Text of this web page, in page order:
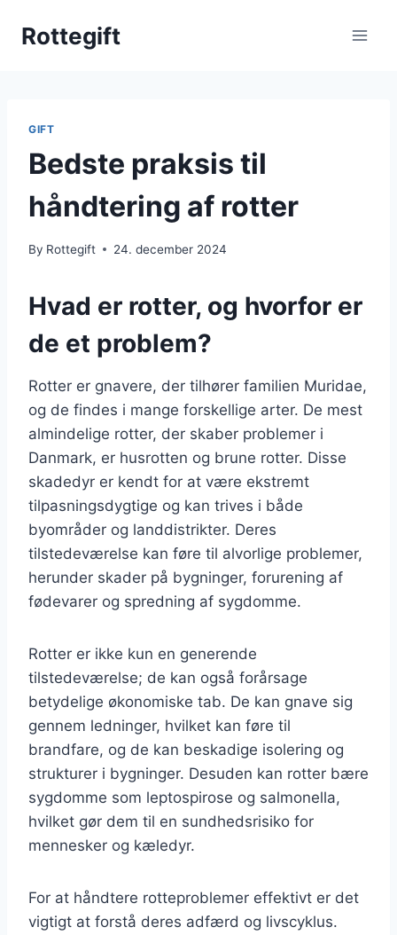
Rottegift
GIFT
Bedste praksis til
håndtering af rotter
By Rottegift 24. december 2024
Hvad er rotter, og hvorfor er
de et problem?
Rotter er gnavere, der tilhører familien Muridae,
og de findes i mange forskellige arter. De mest
almindelige rotter, der skaber problemer i
Danmark, er husrotten og brune rotter. Disse
skadedyr er kendt for at være ekstremt
tilpasningsdygtige og kan trives i både
byområder og landdistrikter. Deres
tilstedeværelse kan føre til alvorlige problemer,
herunder skader på bygninger, forurening af
fødevarer og spredning af sygdomme.
Rotter er ikke kun en generende
tilstedeværelse; de kan også forårsage
betydelige økonomiske tab. De kan gnave sig
gennem ledninger, hvilket kan føre til
brandfare, og de kan beskadige isolering og
strukturer i bygninger. Desuden kan rotter bære
sygdomme som leptospirose og salmonella,
hvilket gør dem til en sundhedsrisiko for
mennesker og kæledyr.
For at håndtere rotteproblemer effektivt er det
vigtigt at forstå deres adfærd og livscyklus.